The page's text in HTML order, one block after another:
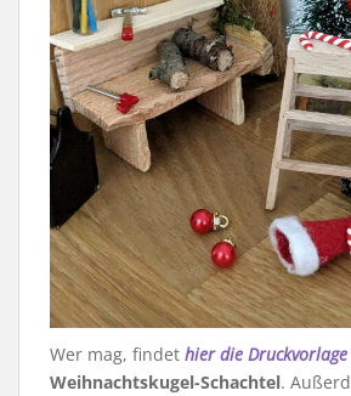
Wer mag, findet hier die Druckvorlage
Weihnachtskugel-Schachtel.